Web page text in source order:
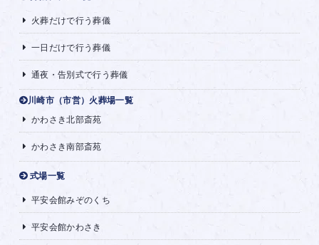
火葬だけで行う葬儀
一日だけで行う葬儀
通夜・告別式で行う葬儀
川崎市（市営）火葬場一覧
かわさき北部斎苑
かわさき南部斎苑
式場一覧
平安会館みぞのくち
平安会館かわさき